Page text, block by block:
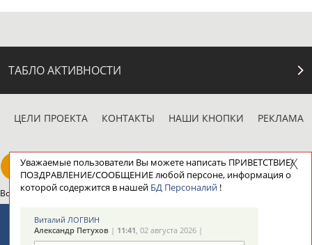
ТАБЛО АКТИВНОСТИ
ЦЕЛИ ПРОЕКТА КОНТАКТЫ НАШИ КНОПКИ РЕКЛАМА
Вопросы сотрудничества и совместной деятельности
Адресов в новостной рассылке: 996
Подпишись
Уважаемые пользователи Вы можете написать ПРИВЕТСТВИЕ/
ПОЗДРАВЛЕНИЕ/СООБЩЕНИЕ любой персоне, информация о
которой содержится в нашей БД Персоналий!
Виталий ЛОГВИН
Александр Петухов| 11:41, 02 августа 2026 |